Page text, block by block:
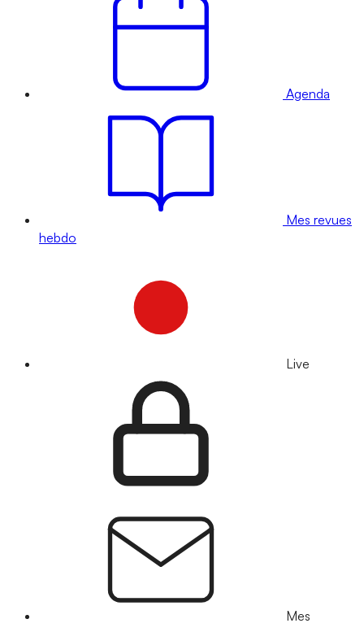
Agenda
Mes revues
hebdo
Live
Mes